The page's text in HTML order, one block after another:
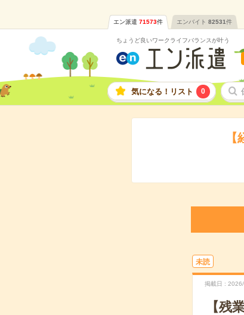
エン派遣 71573件 エンバイト 82531件
ちょうど良いワークライフバランスが叶う
気になる！リスト 0
未読
掲載日
【残